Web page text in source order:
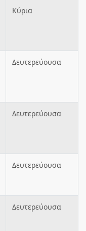
Κύρια
Δευτερεύουσα
Δευτερεύουσα
Δευτερεύουσα
Δευτερεύουσα